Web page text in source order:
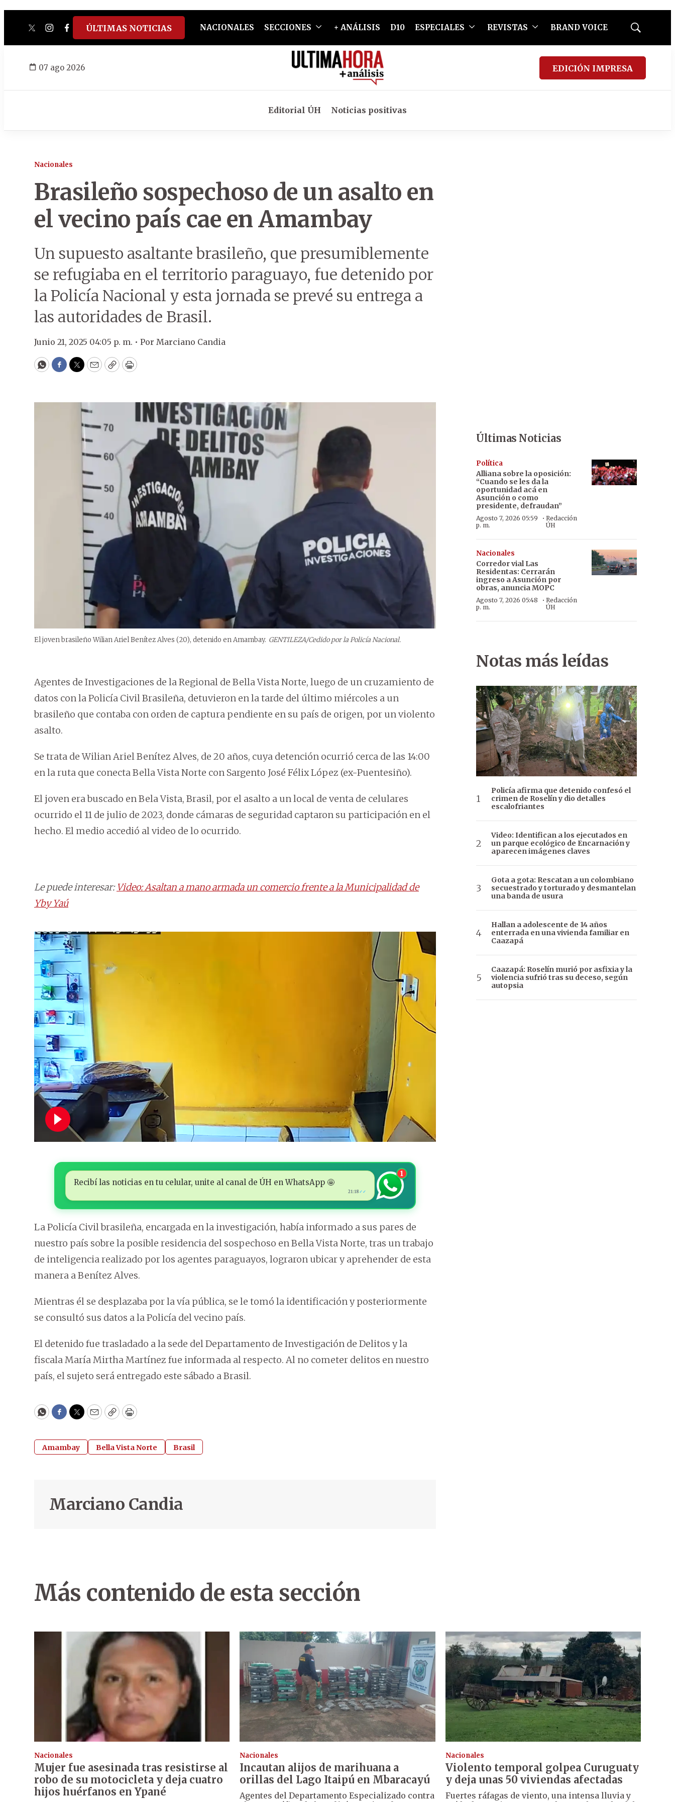
twitterinstagram
facebook
tiktokyoutube
spotify
ÚLTIMAS NOTICIAS NACIONALES SECCIONES + ANÁLISIS D10 ESPECIALES REVISTAS BRAND VOICE
Mostrar
07 ago 2026 EDICIÓN IMPRESA
Editorial ÚH Noticias positivas
Nacionales
Brasileño sospechoso de un asalto en
el vecino país cae en Amambay
Un supuesto asaltante brasileño, que presumiblemente
se refugiaba en el territorio paraguayo, fue detenido por
la Policía Nacional y esta jornada se prevé su entrega a
las autoridades de Brasil.
Junio 21, 2025 04:05 p. m. • Por Marciano Candia
WhatsApp
Facebook
Twitter
EmailCopyPrint
El joven brasileño Wilian Ariel Benítez Alves (20), detenido en Amambay. GENTILEZA/Cedido por la Policía Nacional.
Agentes de Investigaciones de la Regional de Bella Vista Norte, luego de un cruzamiento de
datos con la Policía Civil Brasileña, detuvieron en la tarde del último miércoles a un
brasileño que contaba con orden de captura pendiente en su país de origen, por un violento
asalto.
Se trata de Wilian Ariel Benítez Alves, de 20 años, cuya detención ocurrió cerca de las 14:00
en la ruta que conecta Bella Vista Norte con Sargento José Félix López (ex-Puentesiño).
El joven era buscado en Bela Vista, Brasil, por el asalto a un local de venta de celulares
ocurrido el 11 de julio de 2023, donde cámaras de seguridad captaron su participación en el
hecho. El medio accedió al video de lo ocurrido.
Le puede interesar: Video: Asaltan a mano armada un comercio frente a la Municipalidad de
Yby Yaú
Recibí las noticias en tu celular, unite al canal de ÚH en WhatsApp 🤩
21:18 ✓✓
1
La Policía Civil brasileña, encargada en la investigación, había informado a sus pares de
nuestro país sobre la posible residencia del sospechoso en Bella Vista Norte, tras un trabajo
de inteligencia realizado por los agentes paraguayos, lograron ubicar y aprehender de esta
manera a Benítez Alves.
Mientras él se desplazaba por la vía pública, se le tomó la identificación y posteriormente
se consultó sus datos a la Policía del vecino país.
El detenido fue trasladado a la sede del Departamento de Investigación de Delitos y la
fiscala María Mirtha Martínez fue informada al respecto. Al no cometer delitos en nuestro
país, el sujeto será entregado este sábado a Brasil.
WhatsApp
Facebook
Twitter
EmailCopyPrint
Amambay Bella Vista Norte Brasil
Marciano Candia
Últimas Noticias
Política
Alliana sobre la oposición:
“Cuando se les da la
oportunidad acá en
Asunción o como
presidente, defraudan”
Agosto 7, 2026 05:59
p. m.
·Redacción
ÚH
Nacionales
Corredor vial Las
Residentas: Cerrarán
ingreso a Asunción por
obras, anuncia MOPC
Agosto 7, 2026 05:48
p. m.
·Redacción
ÚH
Notas más leídas
Policía afirma que detenido confesó el
crimen de Roselín y dio detalles
escalofriantes
Video: Identifican a los ejecutados en
un parque ecológico de Encarnación y
aparecen imágenes claves
Gota a gota: Rescatan a un colombiano
secuestrado y torturado y desmantelan
una banda de usura
Hallan a adolescente de 14 años
enterrada en una vivienda familiar en
Caazapá
Caazapá: Roselín murió por asfixia y la
violencia sufrió tras su deceso, según
autopsia
Más contenido de esta sección
Nacionales
Mujer fue asesinada tras resistirse al
robo de su motocicleta y deja cuatro
hijos huérfanos en Ypané
Nacionales
Incautan alijos de marihuana a
orillas del Lago Itaipú en Mbaracayú
Agentes del Departamento Especializado contra
Nacionales
Violento temporal golpea Curuguaty
y deja unas 50 viviendas afectadas
Fuertes ráfagas de viento, una intensa lluvia y